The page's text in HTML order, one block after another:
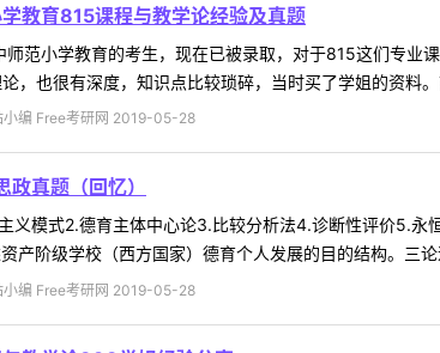
教育815课程与教学论经验及真题
师范小学教育的考生，现在已被录取，对于815这们专业
，也很有深度，知识点比较琐碎，当时买了学姐的资料
小编 Free考研网 2019-05-28
真题（回忆）
义模式2.德育主体中心论3.比较分析法4.诊断性评价5.
产阶级学校（西方国家）德育个人发展的目的结构。三
小编 Free考研网 2019-05-28